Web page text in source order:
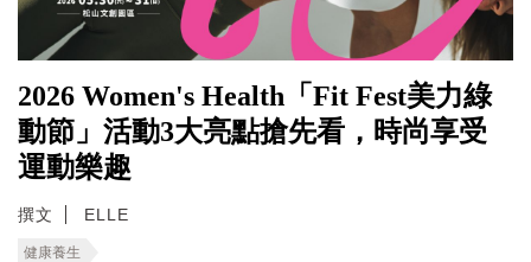
2026 Women's Health「Fit Fest美力綠
動節」活動3大亮點搶先看，時尚享受
運動樂趣
撰文 ELLE
健康養生